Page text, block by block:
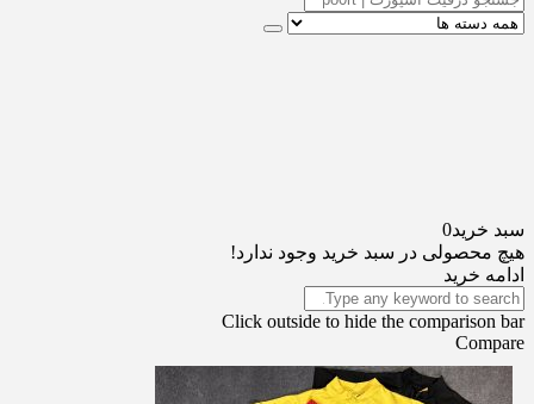
سبد خرید0
هیچ محصولی در سبد خرید وجود ندارد!
ادامه خرید
Click outside to hide the comparison bar
Compare